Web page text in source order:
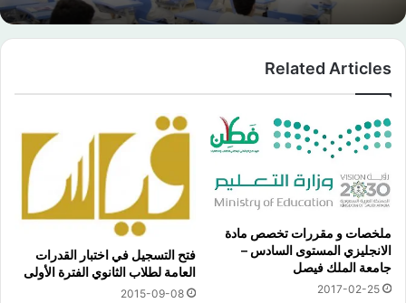
Related Articles
ملخصات و مقررات تخصص مادة
الانجليزي المستوى السادس –
جامعة الملك فيصل
2017-02-25
فتح التسجيل في اختبار القدرات
العامة لطلاب الثانوي الفترة الأولى
2015-09-08